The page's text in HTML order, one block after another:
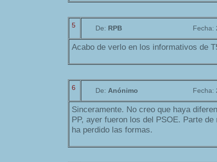
5 De: RPB Fecha:
Acabo de verlo en los informativos de
6 De: Anónimo Fecha:
Sinceramente. No creo que haya
PP, ayer fueron los del PSOE. Parte
ha perdido las formas.